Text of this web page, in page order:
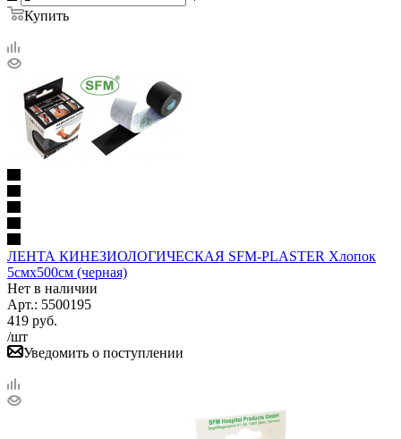
Купить
ЛЕНТА КИНЕЗИОЛОГИЧЕСКАЯ SFM-PLASTER Хлопок
5смх500см (черная)
Нет в наличии
Арт.: 5500195
419 руб.
/шт
Уведомить о поступлении